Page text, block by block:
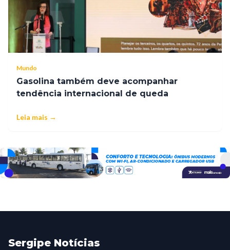
Mundo
Gasolina também deve acompanhar
tendência internacional de queda
Leia mais →
Sergipe Notícias